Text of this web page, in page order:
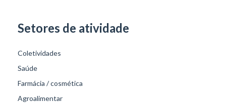
Setores de atividade
Coletividades
Saúde
Farmácia / cosmética
Agroalimentar